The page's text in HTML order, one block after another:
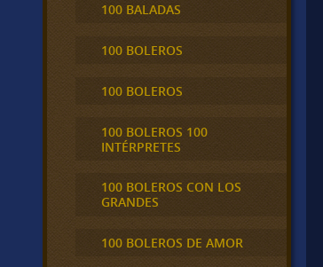
100 BALADAS
100 BOLEROS
100 BOLEROS
100 BOLEROS 100
INTÉRPRETES
100 BOLEROS CON LOS
GRANDES
100 BOLEROS DE AMOR